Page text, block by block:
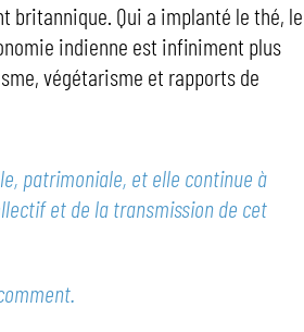
britannique. Qui a implanté le thé, le
indienne est infiniment plus
végétarisme et rapports de
patrimoniale, et elle continue à
et de la transmission de cet